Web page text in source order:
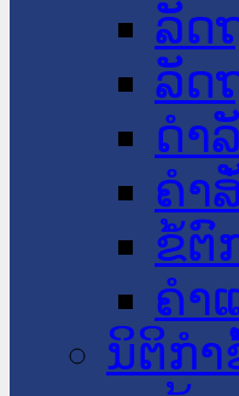
ລັດ
ລັດ
ດໍາ
ຄໍາ
ຂໍ້ຕົ
ຄໍາ
ນິຕິກຳ